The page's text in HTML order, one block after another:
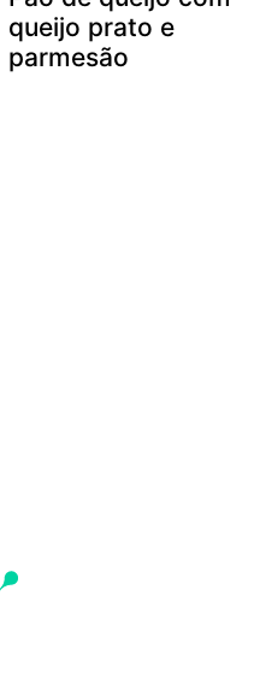
queijo prato e
parmesão